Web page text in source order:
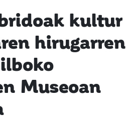
kultur
hirugarren
Museoan